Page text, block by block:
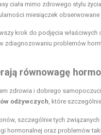
ciała mimo zdrowego stylu
miesiączek
krok do podjęcia właściwych
zdiagnozowaniu problemów
równowagę
zdrowia i dobrego
odżywczych, które
szczególnie tych
hormonalnej oraz problemów